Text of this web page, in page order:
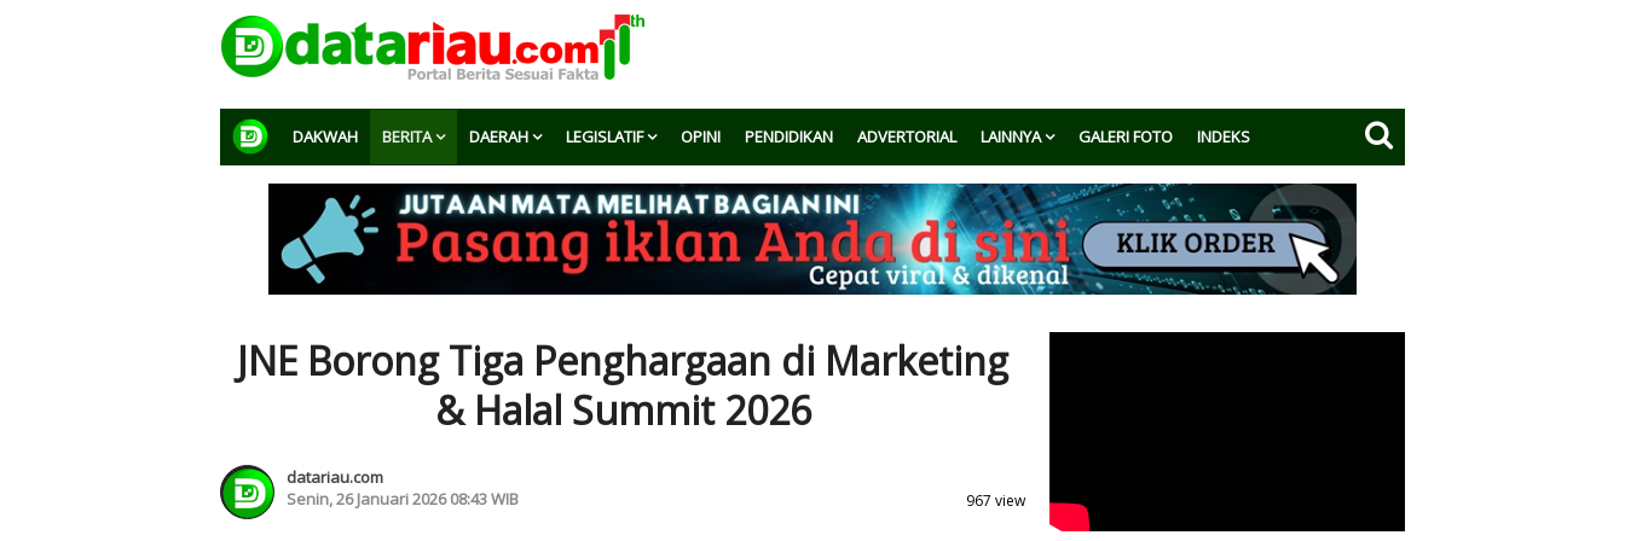
DAKWAH BERITA DAERAH LEGISLATIF OPINI PENDIDIKAN ADVERTORIAL LAINNYA GALERI FOTO INDEKS
JNE Borong Tiga Penghargaan di Marketing
& Halal Summit 2026
datariau.com
Senin, 26 Januari 2026 08:43 WIB
967 view